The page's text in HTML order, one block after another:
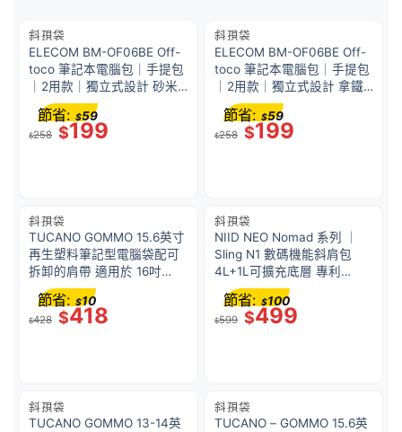
斜孭袋
ELECOM BM-OF06BE Off-
toco 筆記本電腦包｜手提包
｜2用款｜獨立式設計 砂米
黃(Sand Beige)
$258 $199
節省: $59
斜孭袋
ELECOM BM-OF06BE Off-
toco 筆記本電腦包｜手提包
｜2用款｜獨立式設計 拿鐵
棕(Latte brown)
$258 $199
節省: $59
斜孭袋
TUCANO GOMMO 15.6英寸
再生塑料筆記型電腦袋配可
拆卸的肩帶 適用於 16吋
MacBook Pro – 藍色｜義大
利設計
$428 $418
節省: $10
斜孭袋
NIID NEO Nomad 系列 ｜
Sling N1 數碼機能斜肩包
4L+1L可擴充底層 專利
Fast-Fit 速調肩帶 智能磁吸
防盜袋 YKK拉鏈 防潑水隨身
包 | 珍珠灰
$599 $499
節省: $100
斜孭袋
TUCANO GOMMO 13-14英
斜孭袋
TUCANO – GOMMO 15.6英